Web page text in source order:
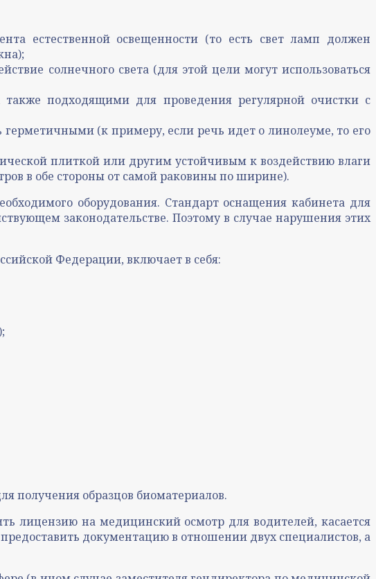
естественной освещенности (то есть свет ламп должен
солнечного света (для этой цели могут использоваться
подходящими для проведения регулярной очистки с
(к примеру, если речь идет о линолеуме, то его
плиткой или другим устойчивым к воздействию влаги
в обе стороны от самой раковины по ширине).
оборудования. Стандарт оснащения кабинета для
законодательстве. Поэтому в случае нарушения этих
Федерации, включает в себя:
получения образцов биоматериалов.
лицензию на медицинский осмотр для водителей, касается
документацию в отношении двух специалистов, а